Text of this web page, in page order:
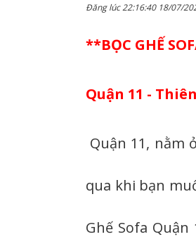
Đăng lúc 22:16:40 18/07/
**BỌC GHẾ
Quận 11 -
Quận 11, nằm
qua khi bạn
Ghế Sofa